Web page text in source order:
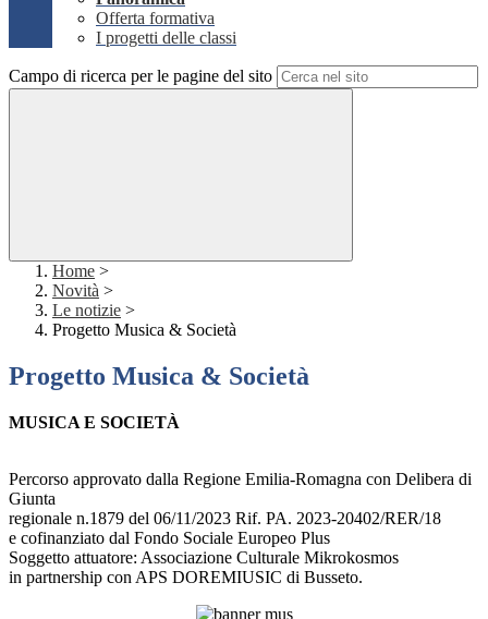
Offerta formativa
I progetti delle classi
Campo di ricerca per le pagine del sito
Home >
Novità >
Le notizie >
Progetto Musica & Società
Progetto Musica & Società
MUSICA E SOCIETÀ
Percorso approvato dalla Regione Emilia-Romagna con Delibera di
Giunta
regionale n.1879 del 06/11/2023 Rif. PA. 2023-20402/RER/18
e cofinanziato dal Fondo Sociale Europeo Plus
Soggetto attuatore: Associazione Culturale Mikrokosmos
in partnership con APS DOREMIUSIC di Busseto.